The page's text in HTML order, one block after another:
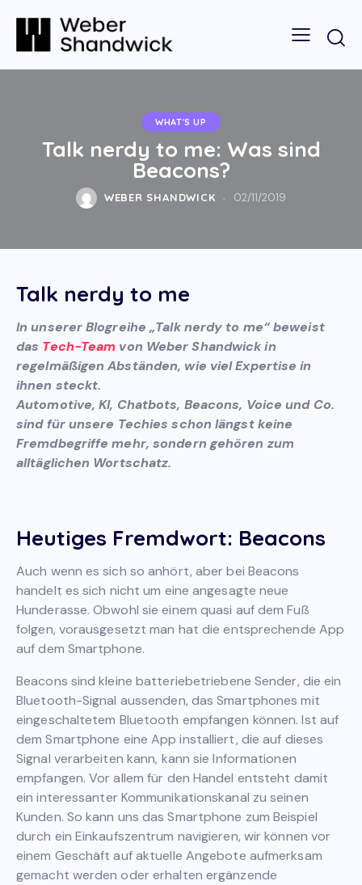
WHAT'S UP
Talk nerdy to me: Was sind
Beacons?
WEBER SHANDWICK 02/11/2019
Talk nerdy to me
In unserer Blogreihe „Talk nerdy to me“ beweist
das Tech-Team von Weber Shandwick in
regelmäßigen Abständen, wie viel Expertise in
ihnen steckt.
Automotive, KI, Chatbots, Beacons, Voice und Co.
sind für unsere Techies schon längst keine
Fremdbegriffe mehr, sondern gehören zum
alltäglichen Wortschatz.
Heutiges Fremdwort: Beacons
Auch wenn es sich so anhört, aber bei Beacons
handelt es sich nicht um eine angesagte neue
Hunderasse. Obwohl sie einem quasi auf dem Fuß
folgen, vorausgesetzt man hat die entsprechende App
auf dem Smartphone.
Beacons sind kleine batteriebetriebene Sender, die ein
Bluetooth-Signal aussenden, das Smartphones mit
eingeschaltetem Bluetooth empfangen können. Ist auf
dem Smartphone eine App installiert, die auf dieses
Signal verarbeiten kann, kann sie Informationen
empfangen. Vor allem für den Handel entsteht damit
ein interessanter Kommunikationskanal zu seinen
Kunden. So kann uns das Smartphone zum Beispiel
durch ein Einkaufszentrum navigieren, wir können vor
einem Geschäft auf aktuelle Angebote aufmerksam
gemacht werden oder erhalten ergänzende